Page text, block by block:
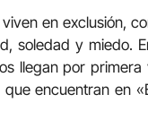
en exclusión,
soledad y miedo.
llegan por
encuentran en